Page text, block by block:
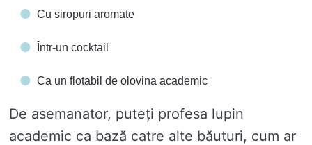
Cu siropuri aromate
Într-un cocktail
Ca un flotabil de olovina academic
De asemanator, puteți profesa lupin
academic ca bază catre alte băuturi, cum ar